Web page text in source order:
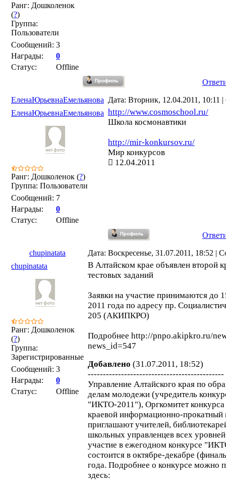
Ранг: Дошколенок
(?)
Группа:
Пользователи
Сообщений: 3
Награды:
0
Статус:
Offline
ЕленаЮрьевнаЕмельянова Дата: Вторник, 12.04.2011, 10:11
ЕленаЮрьевнаЕмельянова
Ранг: Дошколенок (?)
Группа: Пользователи
Сообщений: 7
Награды:
0
Статус:
Offline
http://www.cosmoschool.ru/
Школа космонавтики
http://mir-konkursov.ru/
Мир конкурсов
12.04.2011
chupinatata
Дата: Воскресенье, 31.07.2011, 18:52 |
chupinatata
Ранг: Дошколенок
(?)
Группа:
Зарегистрированные
Сообщений: 3
Награды:
0
Статус:
Offline
В Алтайском крае объявлен второй
тестовых заданий
Заявки на участие принимаются до
2011 года по адресу пр.
205 (АКИПКРО)
Подробнее http://pnpo.akipkro.ru/
news_id=547
Добавлено (31.07.2011, 18:52)
---------------------------------------------
Управление Алтайского края по
делам молодежи (учредитель
"ИКТО-2011"), Оргкомитет конкурса
краевой информационно-прокатный
приглашают учителей,
школьных управленцев всех
участие в ежегодном конкурсе
состоится в октябре-декабре
года. Подробнее о конкурсе можно
здесь: